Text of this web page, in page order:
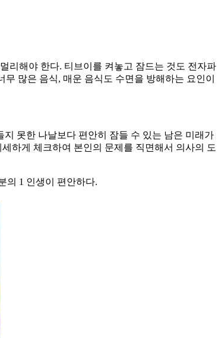
리해야 한다. 티브이를 켜놓고 잠드는 것도 전자파
많은 음식, 매운 음식도 수면을 방해하는 요인이
못한 나날보다 편안히 잠들 수 있는 남은 미래가
하게 체크하여 본인의 문제를 직면해서 의사의 도
의 1 인생이 편안하다.